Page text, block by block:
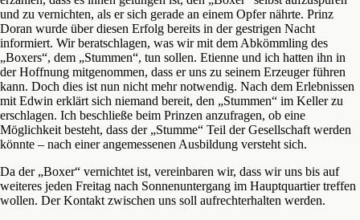
und zu vernichten, als er sich gerade an einem Opfer nährte. Prinz
Doran wurde über diesen Erfolg bereits in der gestrigen Nacht
informiert. Wir beratschlagen, was wir mit dem Abkömmling des
„Boxers“, dem „Stummen“, tun sollen. Etienne und ich hatten ihn in
der Hoffnung mitgenommen, dass er uns zu seinem Erzeuger führen
kann. Doch dies ist nun nicht mehr notwendig. Nach dem Erlebnissen
mit Edwin erklärt sich niemand bereit, den „Stummen“ im Keller zu
erschlagen. Ich beschließe beim Prinzen anzufragen, ob eine
Möglichkeit besteht, dass der „Stumme“ Teil der Gesellschaft werden
könnte – nach einer angemessenen Ausbildung versteht sich.
Da der „Boxer“ vernichtet ist, vereinbaren wir, dass wir uns bis auf
weiteres jeden Freitag nach Sonnenuntergang im Hauptquartier treffen
wollen. Der Kontakt zwischen uns soll aufrechterhalten werden.